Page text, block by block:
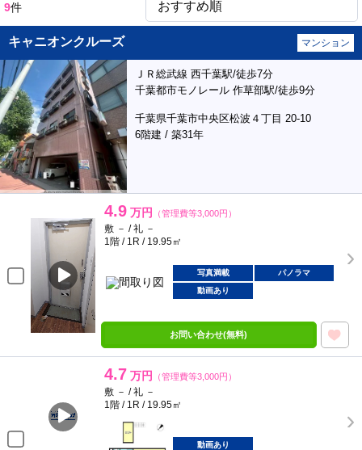
9件
キャニオンクルーズ マンション
ＪＲ総武線 西千葉駅/徒歩7分
千葉都市モノレール 作草部駅/徒歩9分
千葉県千葉市中央区松波４丁目 20-10
6階建 / 築31年
4.9 万円 （管理費等3,000円）
敷 － / 礼 －
1階 / 1R / 19.95㎡
写真満載
パノラマ
動画あり
お問い合わせ(無料)
4.7 万円 （管理費等3,000円）
敷 － / 礼 －
1階 / 1R / 19.95㎡
動画あり